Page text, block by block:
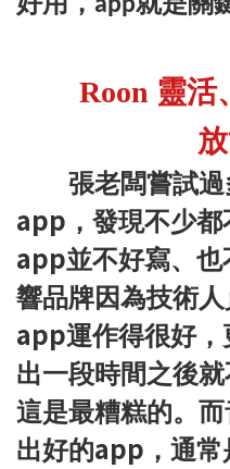
app
Roon 靈活
張老闆嘗試過
app ，發現不少
app並不好寫、
響品牌因為技術
app運作得很好
出一段時間之後
這是最糟糕的。
出好的app ，通